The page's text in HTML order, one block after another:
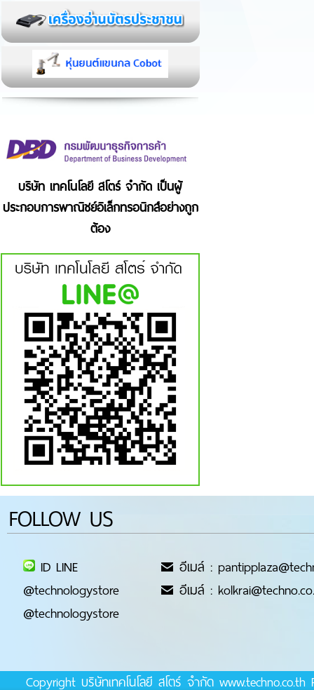
บริษัท เทคโนโลยี สโตร์ จำกัด เป็นผู้
ประกอบการพาณิชย์อิเล็กทรอนิกส์อย่างถูก
ต้อง
FOLLOW US
ID LINE
@technologystore
@technologystore
อีเมล์ :
อีเมล์ :
Copyright บริษัทเทคโนโลยี สโตร์ จำกัด